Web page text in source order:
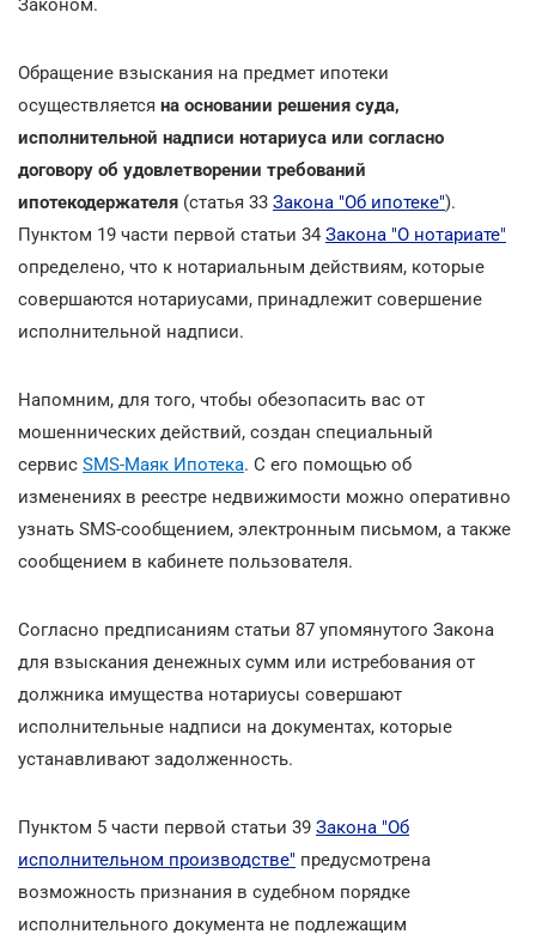
Законом.
Обращение взыскания на предмет ипотеки
осуществляется на основании решения суда,
исполнительной надписи нотариуса или согласно
договору об удовлетворении требований
ипотекодержателя (статья 33 Закона "Об ипотеке").
Пунктом 19 части первой статьи 34 Закона "О нотариате"
определено, что к нотариальным действиям, которые
совершаются нотариусами, принадлежит совершение
исполнительной надписи.
Напомним, для того, чтобы обезопасить вас от
мошеннических действий, создан специальный
сервис SMS-Маяк Ипотека. С его помощью об
изменениях в реестре недвижимости можно оперативно
узнать SMS-сообщением, электронным письмом, а также
сообщением в кабинете пользователя.
Согласно предписаниям статьи 87 упомянутого Закона
для взыскания денежных сумм или истребования от
должника имущества нотариусы совершают
исполнительные надписи на документах, которые
устанавливают задолженность.
Пунктом 5 части первой статьи 39 Закона "Об
исполнительном производстве" предусмотрена
возможность признания в судебном порядке
исполнительного документа не подлежащим